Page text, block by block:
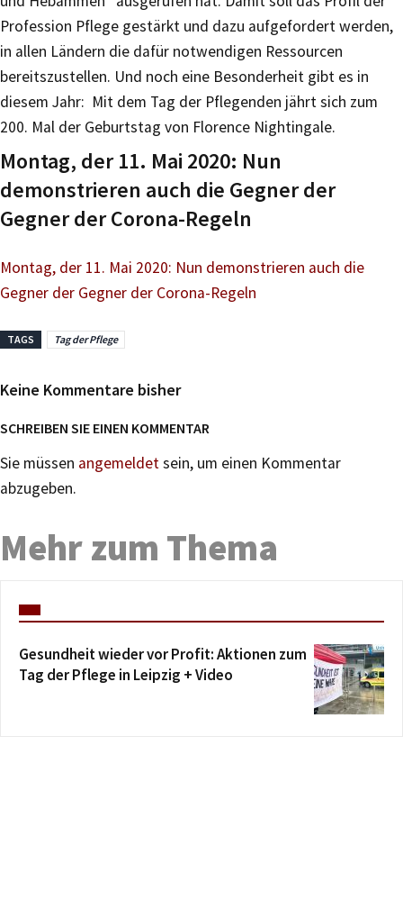
Profession Pflege gestärkt und dazu aufgefordert werden,
in allen Ländern die dafür notwendigen Ressourcen
bereitszustellen. Und noch eine Besonderheit gibt es in
diesem Jahr: Mit dem Tag der Pflegenden jährt sich zum
200. Mal der Geburtstag von Florence Nightingale.
Montag, der 11. Mai 2020: Nun
demonstrieren auch die Gegner der
Gegner der Corona-Regeln
Montag, der 11. Mai 2020: Nun demonstrieren auch die
Gegner der Gegner der Corona-Regeln
TAGS Tag der Pflege
Keine Kommentare bisher
SCHREIBEN SIE EINEN KOMMENTAR
Sie müssen angemeldetsein, um einen Kommentar
abzugeben.
Mehr zum Thema
Gesundheit wieder vor Profit: Aktionen zum
Tag der Pflege in Leipzig + Video